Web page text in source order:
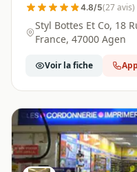
4.8/5(27 avis)
Styl Bottes Et Co, 18
France, 47000 Agen
Voir la fiche